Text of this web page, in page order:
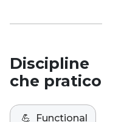
Discipline
che pratico
💪
Functional